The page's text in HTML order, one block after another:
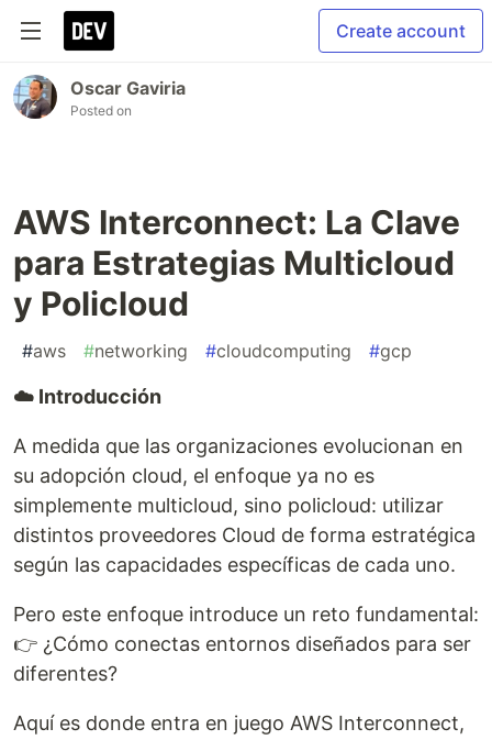
Create account
Oscar Gaviria
Posted on
AWS Interconnect: La Clave
para Estrategias Multicloud
y Policloud
#aws #networking #cloudcomputing #gcp
☁️ Introducción
A medida que las organizaciones evolucionan en
su adopción cloud, el enfoque ya no es
simplemente multicloud, sino policloud: utilizar
distintos proveedores Cloud de forma estratégica
según las capacidades específicas de cada uno.
Pero este enfoque introduce un reto fundamental:
👉 ¿Cómo conectas entornos diseñados para ser
diferentes?
Aquí es donde entra en juego AWS Interconnect,